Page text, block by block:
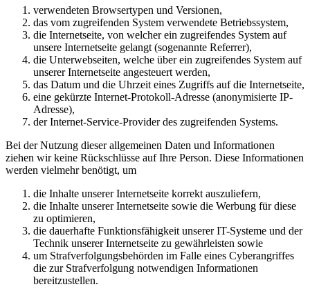
verwendeten Browsertypen und Versionen,
das vom zugreifenden System verwendete Betriebssystem,
die Internetseite, von welcher ein zugreifendes System auf
unsere Internetseite gelangt (sogenannte Referrer),
die Unterwebseiten, welche über ein zugreifendes System auf
unserer Internetseite angesteuert werden,
das Datum und die Uhrzeit eines Zugriffs auf die Internetseite,
eine gekürzte Internet-Protokoll-Adresse (anonymisierte IP-
Adresse),
der Internet-Service-Provider des zugreifenden Systems.
Bei der Nutzung dieser allgemeinen Daten und Informationen
ziehen wir keine Rückschlüsse auf Ihre Person. Diese Informationen
werden vielmehr benötigt, um
die Inhalte unserer Internetseite korrekt auszuliefern,
die Inhalte unserer Internetseite sowie die Werbung für diese
zu optimieren,
die dauerhafte Funktionsfähigkeit unserer IT-Systeme und der
Technik unserer Internetseite zu gewährleisten sowie
um Strafverfolgungsbehörden im Falle eines Cyberangriffes
die zur Strafverfolgung notwendigen Informationen
bereitzustellen.